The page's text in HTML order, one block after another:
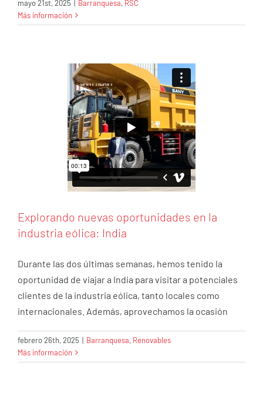
mayo 21st, 2025 Barranquesa, RSC
Más información
Explorando nuevas oportunidades en la
industria eólica: India
Durante las dos últimas semanas, hemos tenido la
oportunidad de viajar a India para visitar a potenciales
clientes de la industria eólica, tanto locales como
internacionales. Además, aprovechamos la ocasión
febrero 26th, 2025 | Barranquesa, Renovables
Más información